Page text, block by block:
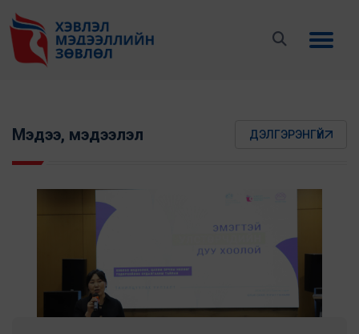
Мэдээ, мэдээлэл ДЭЛГЭРЭНГҮЙ